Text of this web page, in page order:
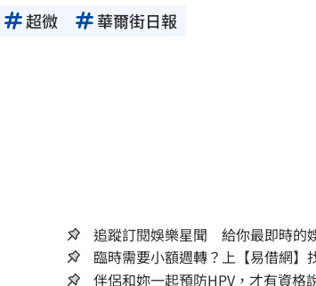
超微 華爾街日報
追蹤訂閱娛樂星聞 給你最即時的
臨時需要小額週轉？上【易借網】
伴侶和妳一起預防HPV，才有資格